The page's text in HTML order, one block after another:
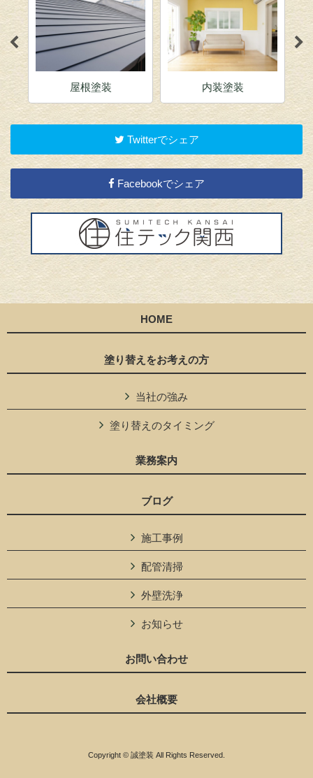
屋根塗装 内装塗装
Twitterでシェア
Facebookでシェア
HOME
塗り替えをお考えの方
当社の強み
塗り替えのタイミング
業務案内
ブログ
施工事例
配管清掃
外壁洗浄
お知らせ
お問い合わせ
会社概要
Copyright © 誠塗装 All Rights Reserved.